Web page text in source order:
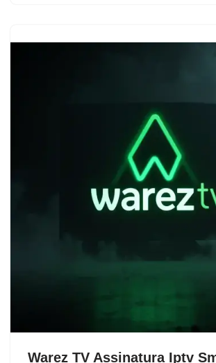
Warez TV Assinatura Iptv